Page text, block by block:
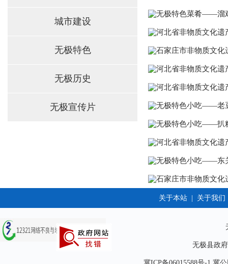
城市建设
无极特色
无极历史
无极宣传片
无极特色菜肴——溜
河北省非物质文化
石家庄市非物质文
河北省非物质文化
河北省非物质文化
无极特色小吃——老
无极特色小吃——扒
河北省非物质文化
无极特色小吃——东
石家庄市非物质文